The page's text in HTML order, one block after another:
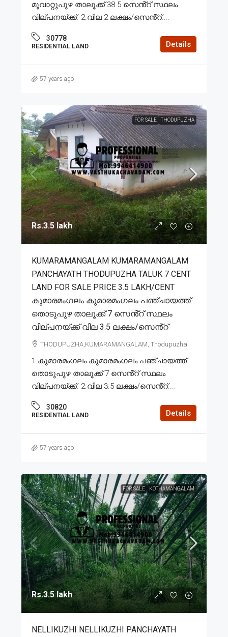
മൂവാറ്റുപുഴ താലൂക്ക് 38.5 സെൻ്റ് സ്ഥലം
വില്പനയ്ക്ക്. 2.വില 2 ലക്ഷം/സെൻ്റ്....
30778
RESIDENTIAL LAND Details
57 years ago
FOR SALE THODUPUZHA
Rs.3.5 lakh
KUMARAMANGALAM KUMARAMANGALAM
PANCHAYATH THODUPUZHA TALUK 7 CENT
LAND FOR SALE PRICE 3.5 LAKH/CENT
കുമാരമംഗലം കുമാരമംഗലം പഞ്ചായത്ത്
തൊടുപുഴ താലൂക്ക് 7 സെൻ്റ് സ്ഥലം
വില്പനയ്ക്ക് വില 3.5 ലക്ഷം/സെൻ്റ്
THODUPUZHA,KUMARAMANGALAM, Thodupuzha
1.കുമാരമംഗലം കുമാരമംഗലം പഞ്ചായത്ത്
തൊടുപുഴ താലൂക്ക് 7 സെൻ്റ് സ്ഥലം
വില്പനയ്ക്ക്. 2.വില 3.5 ലക്ഷം/സെൻ്റ്....
30820
RESIDENTIAL LAND Details
57 years ago
FOR SALE KOTHAMANGALAM
Rs.3.5 lakh
NELLIKUZHI NELLIKUZHI PANCHAYATH